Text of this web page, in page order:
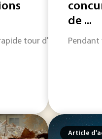
tour d'horizon sur
de ...
Pendant
Article